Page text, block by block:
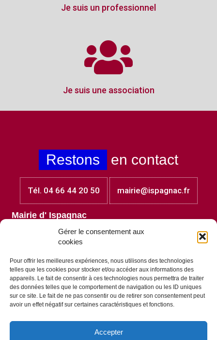
Gérer le consentement aux
cookies
Pour offrir les meilleures expériences, nous utilisons des technologies
telles que les cookies pour stocker et/ou accéder aux informations des
appareils. Le fait de consentir à ces technologies nous permettra de traiter
des données telles que le comportement de navigation ou les ID uniques
sur ce site. Le fait de ne pas consentir ou de retirer son consentement peut
avoir un effet négatif sur certaines caractéristiques et fonctions.
Accepter
Je suis un professionnel
Je suis une association
Restons en contact
Tél. 04 66 44 20 50 mairie@ispagnac.fr
Mairie d' Ispagnac
48320 Ispagnac
Lundi et mardi : 8h30 - 12h00
17h30
Vendredi : 8h30 - 12h00 et 13h30 - 17h00
A télécharger